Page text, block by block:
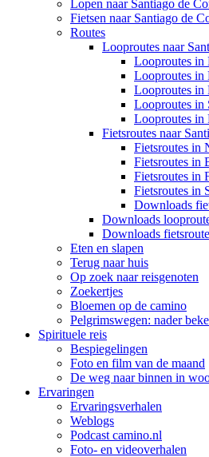
Lopen naar Santiago de
Fietsen naar Santiago de
Routes
Looproutes naar
Looproutes in
Looproutes in
Looproutes in
Looproutes in
Looproutes in
Fietsroutes naar
Fietsroutes in
Fietsroutes in
Fietsroutes in
Fietsroutes in
Downloads
Downloads
Downloads
Eten en slapen
Terug naar huis
Op zoek naar reisgenoten
Zoekertjes
Bloemen op de camino
Pelgrimswegen: nader
Spirituele reis
Bespiegelingen
Foto en film van de maand
De weg naar binnen in
Ervaringen
Ervaringsverhalen
Weblogs
Podcast camino.nl
Foto- en videoverhalen